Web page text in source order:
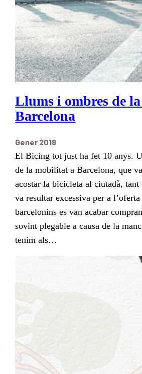
Llums i ombres de
Barcelona
Gener 2018
El Bicing tot just ha fet 10 anys.
de la mobilitat a Barcelona, que
acostar la bicicleta al ciutadà, tant
va resultar excessiva per a
barcelonins es van acabar
sovint plegable a causa de la
tenim als…